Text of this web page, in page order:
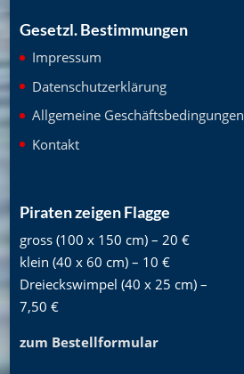
Gesetzl. Bestimmungen
Impressum
Datenschutzerklärung
Allgemeine Geschäftsbedingungen
Kontakt
Piraten zeigen Flagge
gross (100 x 150 cm) – 20 €
klein (40 x 60 cm) – 10 €
Dreieckswimpel (40 x 25 cm) –
7,50 €
zum Bestellformular